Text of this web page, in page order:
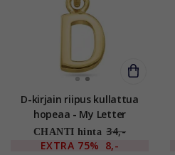
D-kirjain riipus kullattua
hopeaa - My Letter
CHANTI hinta 34,-
EXTRA 75% 8,-